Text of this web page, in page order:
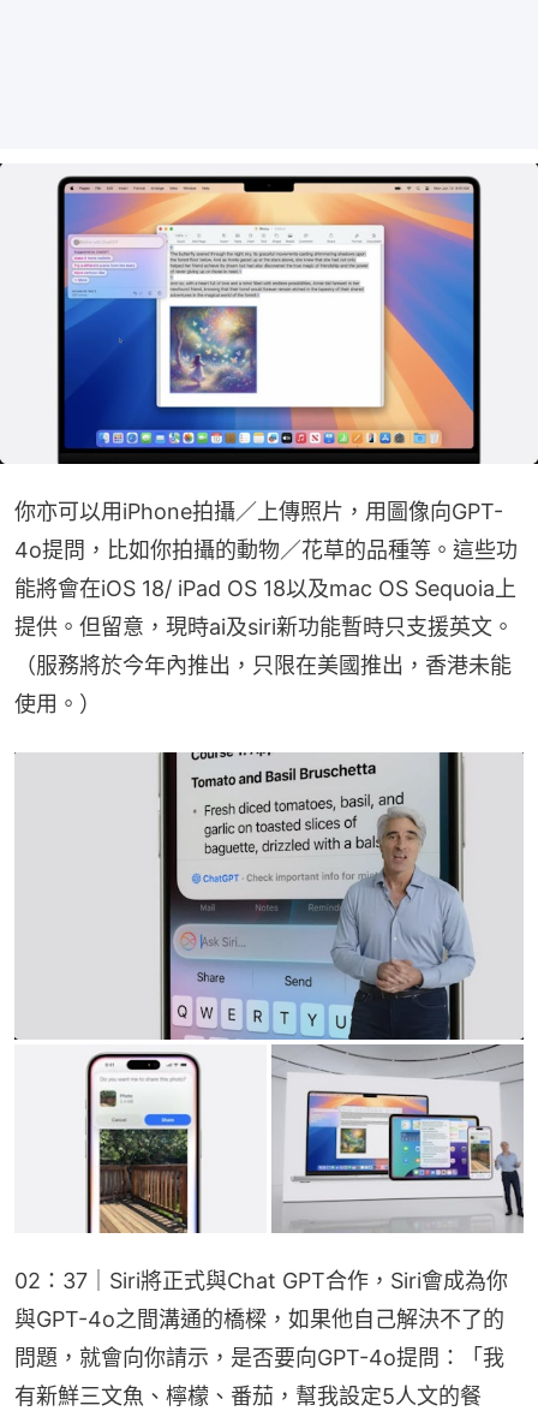
你亦可以用iPhone拍攝／上傳照片，用圖像向GPT-
4o提問，比如你拍攝的動物／花草的品種等。這些功
能將會在iOS 18/ iPad OS 18以及mac OS Sequoia上
提供。但留意，現時ai及siri新功能暫時只支援英文。
（服務將於今年內推出，只限在美國推出，香港未能
使用。）
02：37｜Siri將正式與Chat GPT合作，Siri會成為你
與GPT-4o之間溝通的橋樑，如果他自己解決不了的
問題，就會向你請示，是否要向GPT-4o提問：「我
有新鮮三文魚、檸檬、番茄，幫我設定5人文的餐